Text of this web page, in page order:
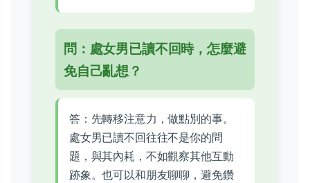
問：處女男已讀不回時，怎麼避
免自己亂想？
答：先轉移注意力，做點別的事。
處女男已讀不回往往不是你的問
題，與其內耗，不如觀察其他互動
跡象。也可以和朋友聊聊，避免鑽